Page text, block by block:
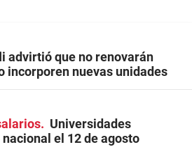
advirtió que no renovarán
incorporen nuevas unidades
Universidades
el 12 de agosto